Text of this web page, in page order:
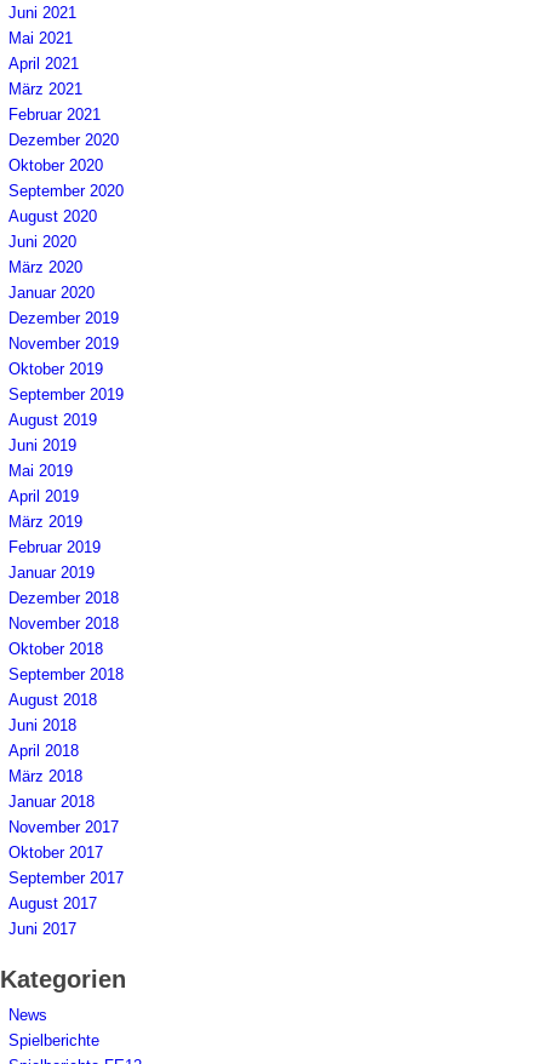
Juni 2021
Mai 2021
April 2021
März 2021
Februar 2021
Dezember 2020
Oktober 2020
September 2020
August 2020
Juni 2020
März 2020
Januar 2020
Dezember 2019
November 2019
Oktober 2019
September 2019
August 2019
Juni 2019
Mai 2019
April 2019
März 2019
Februar 2019
Januar 2019
Dezember 2018
November 2018
Oktober 2018
September 2018
August 2018
Juni 2018
April 2018
März 2018
Januar 2018
November 2017
Oktober 2017
September 2017
August 2017
Juni 2017
Kategorien
News
Spielberichte